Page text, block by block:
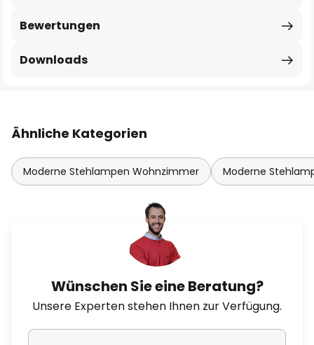
Bewertungen
Downloads
Ähnliche Kategorien
Moderne Stehlampen Wohnzimmer Moderne
Wünschen Sie eine Beratung?
Unsere Experten stehen Ihnen zur Verfügung.